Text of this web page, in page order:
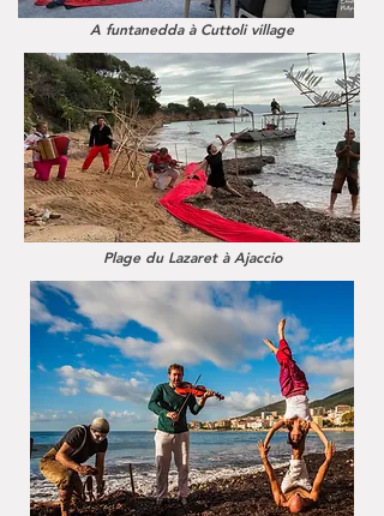
A funtanedda à Cuttoli village
Plage du Lazaret à Ajaccio